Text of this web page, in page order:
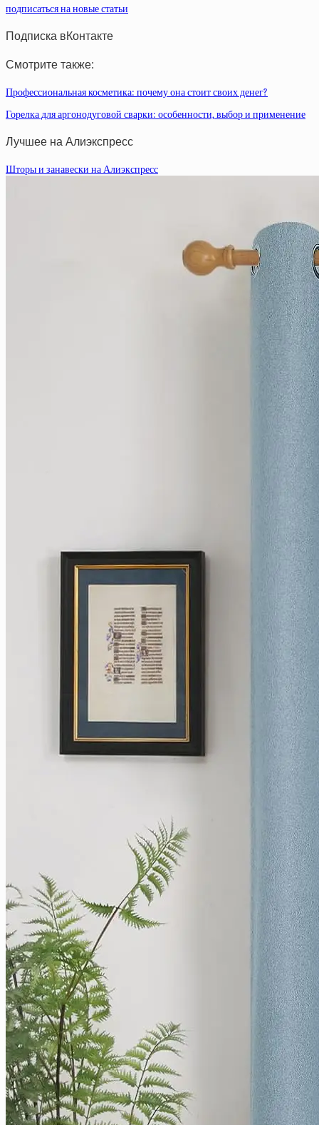
подписаться на новые статьи
Подписка вКонтакте
Смотрите также:
Профессиональная косметика: почему она стоит своих денег?
Горелка для аргонодуговой сварки: особенности, выбор и применение
Лучшее на Алиэкспресс
Шторы и занавески на Алиэкспресс